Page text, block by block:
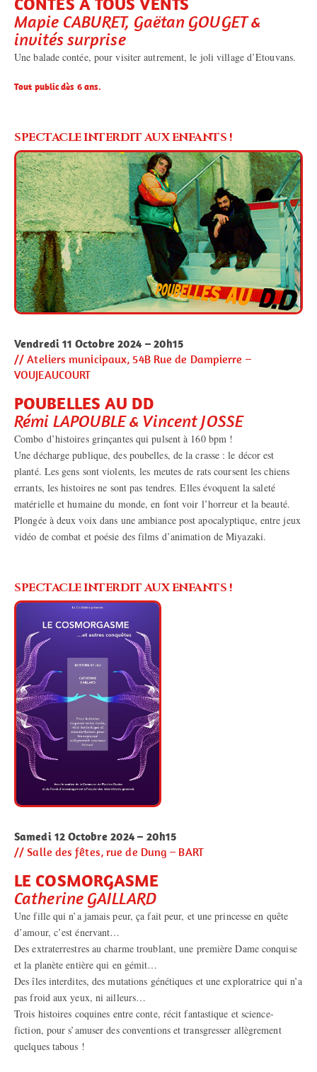
Mapie CABURET, Gaëtan GOUGET &
invités surprise
Une balade contée, pour visiter autrement, le joli village d’Etouvans.
Tout public dès 6 ans.
SPECTACLE INTERDIT AUX ENFANTS !
Vendredi 11 Octobre 2024 – 20h15
// Ateliers municipaux, 54B Rue de Dampierre –
VOUJEAUCOURT
POUBELLES AU DD
Rémi LAPOUBLE & Vincent JOSSE
Combo d’histoires grinçantes qui pulsent à 160 bpm !
Une décharge publique, des poubelles, de la crasse : le décor est
planté. Les gens sont violents, les meutes de rats coursent les chiens
errants, les histoires ne sont pas tendres. Elles évoquent la saleté
matérielle et humaine du monde, en font voir l’horreur et la beauté.
Plongée à deux voix dans une ambiance post apocalyptique, entre jeux
vidéo de combat et poésie des films d’animation de Miyazaki.
SPECTACLE INTERDIT AUX ENFANTS !
Samedi 12 Octobre 2024 – 20h15
// Salle des fêtes, rue de Dung – BART
LE COSMORGASME
Catherine GAILLARD
Une fille qui n’a jamais peur, ça fait peur, et une princesse en quête
d’amour, c’est énervant…
Des extraterrestres au charme troublant, une première Dame conquise
et la planète entière qui en gémit…
Des îles interdites, des mutations génétiques et une exploratrice qui n’a
pas froid aux yeux, ni ailleurs…
Trois histoires coquines entre conte, récit fantastique et science-
fiction, pour s’amuser des conventions et transgresser allègrement
quelques tabous !